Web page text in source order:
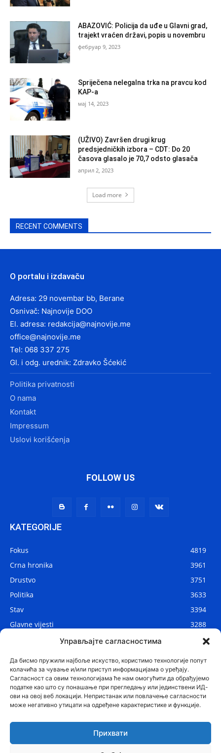
Управљајте сагласностима
Да бисмо пружили најбоље искуство, користимо технологије попут
колачића за чување и/или приступ информацијама о уређају.
Сагласност са овим технологијама ће нам омогућити да обрађујемо
податке као што су понашање при прегледању или јединствени ИД-
ови на овој веб локацији. Непристанак или повлачење сагласности
може негативно утицати на одређене карактеристике и функције.
Прихвати
ABAZOVIĆ: Policija da uđe u Glavni grad,
trajekt vraćen državi, popis u novembru
фебруар 9, 2023
Spriječena nelegalna trka na pravcu kod
KAP-a
мај 14, 2023
(UŽIVO) Završen drugi krug
predsjedničkih izbora – CDT: Do 20
časova glasalo je 70,7 odsto glasača
април 2, 2023
Load more
RECENT COMMENTS
O portalu i izdavaču
Adresa: 29 novembar bb, Berane
Osnivač: Najnovije DOO
El. adresa: redakcija@najnovije.me
office@najnovije.me
Tel: 068 337 275
Gl. i odg. urednik: Zdravko Šćekić
Politika privatnosti
O nama
Kontakt
Impressum
Uslovi korišćenja
FOLLOW US
KATEGORIJE
Fokus
4819
Crna hronika
3961
Drustvo
3751
Politika
3633
Stav
3394
Glavne vijesti
3288
2912